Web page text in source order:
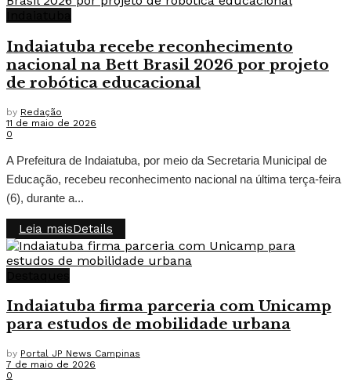
Indaiatuba recebe reconhecimento
nacional na Bett Brasil 2026 por projeto
de robótica educacional
by Redação
11 de maio de 2026
0
A Prefeitura de Indaiatuba, por meio da Secretaria Municipal de
Educação, recebeu reconhecimento nacional na última terça-feira
(6), durante a...
Leia maisDetails
Indaiatuba firma parceria com Unicamp
para estudos de mobilidade urbana
by Portal JP News Campinas
7 de maio de 2026
0